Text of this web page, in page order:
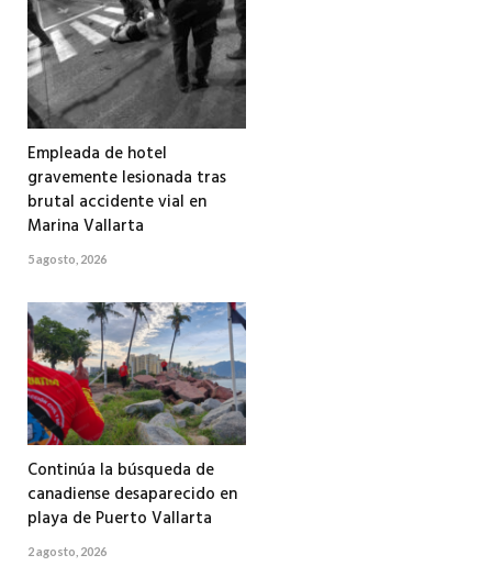
Empleada de hotel
gravemente lesionada tras
brutal accidente vial en
Marina Vallarta
5 agosto, 2026
Continúa la búsqueda de
canadiense desaparecido en
playa de Puerto Vallarta
2 agosto, 2026